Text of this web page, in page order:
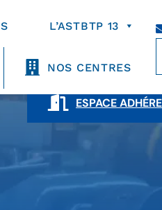
L’ASTBTP 13
NOS CENTRES
ESPACE